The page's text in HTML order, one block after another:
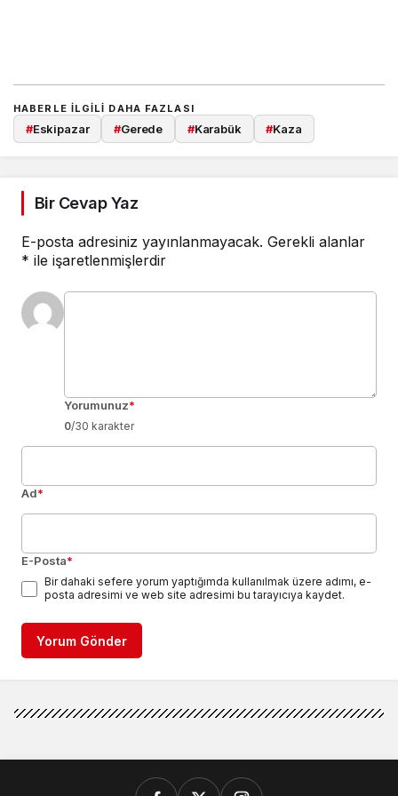
HABERLE ILGILI DAHA FAZLASI
#Eskipazar #Gerede #Karabük #Kaza
Bir Cevap Yaz
E-posta adresiniz yayınlanmayacak. Gerekli alanlar
* ile işaretlenmişlerdir
Yorumunuz*
0/30 karakter
Ad*
E-Posta*
Bir dahaki sefere yorum yaptığımda kullanılmak üzere adımı, e-
posta adresimi ve web site adresimi bu tarayıcıya kaydet.
Yorum Gönder